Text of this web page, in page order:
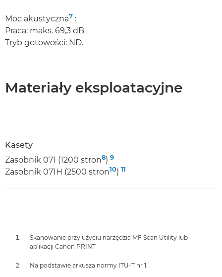
Moc akustyczna7 :
Praca: maks. 69,3 dB
Tryb gotowości: ND.
Materiały eksploatacyjne
Kasety
Zasobnik 071 (1200 stron8) 9
Zasobnik 071H (2500 stron10) 11
Skanowanie przy użyciu narzędzia MF Scan Utility lub
aplikacji Canon PRINT
Na podstawie arkusza normy ITU-T nr 1.